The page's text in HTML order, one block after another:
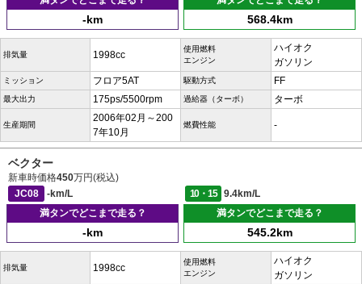
-km 568.4km
排気量 1998cc
使用燃料
エンジン
ハイオク
ガソリン
ミッション フロア5AT 駆動方式 FF
最大出力 175ps/5500rpm 過給器（ターボ） ターボ
生産期間
2006年02月～200
7年10月
燃費性能 -
ベクター
新車時価格450万円(税込)
JC08
-km/L 10・15
9.4km/L
満タンでどこまで走る？
-km
満タンでどこまで走る？
545.2km
排気量 1998cc
使用燃料
エンジン
ハイオク
ガソリン